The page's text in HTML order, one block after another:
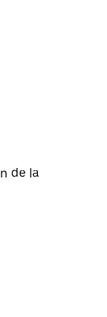
de la